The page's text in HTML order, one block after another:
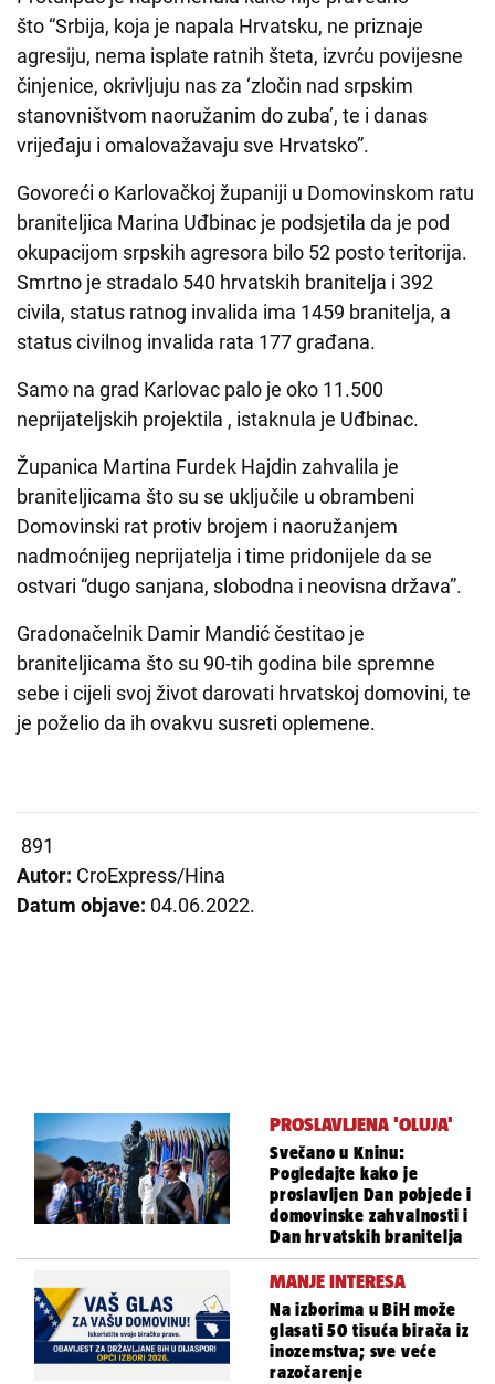
što “Srbija, koja je napala Hrvatsku, ne priznaje
agresiju, nema isplate ratnih šteta, izvrću povijesne
činjenice, okrivljuju nas za ‘zločin nad srpskim
stanovništvom naoružanim do zuba’, te i danas
vrijeđaju i omalovažavaju sve Hrvatsko”.
Govoreći o Karlovačkoj županiji u Domovinskom ratu
braniteljica Marina Uđbinac je podsjetila da je pod
okupacijom srpskih agresora bilo 52 posto teritorija.
Smrtno je stradalo 540 hrvatskih branitelja i 392
civila, status ratnog invalida ima 1459 branitelja, a
status civilnog invalida rata 177 građana.
Samo na grad Karlovac palo je oko 11.500
neprijateljskih projektila , istaknula je Uđbinac.
Županica Martina Furdek Hajdin zahvalila je
braniteljicama što su se uključile u obrambeni
Domovinski rat protiv brojem i naoružanjem
nadmoćnijeg neprijatelja i time pridonijele da se
ostvari “dugo sanjana, slobodna i neovisna država”.
Gradonačelnik Damir Mandić čestitao je
braniteljicama što su 90-tih godina bile spremne
sebe i cijeli svoj život darovati hrvatskoj domovini, te
je poželio da ih ovakvu susreti oplemene.
891
Autor: CroExpress/Hina
Datum objave: 04.06.2022.
PROSLAVLJENA 'OLUJA'
Svečano u Kninu:
Pogledajte kako je
proslavljen Dan pobjede i
domovinske zahvalnosti i
Dan hrvatskih branitelja
MANJE INTERESA
Na izborima u BiH može
glasati 50 tisuća birača iz
inozemstva; sve veće
razočarenje